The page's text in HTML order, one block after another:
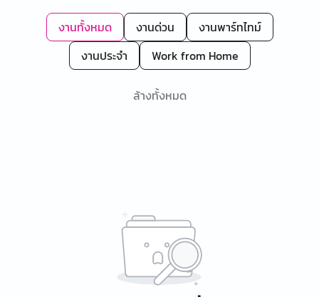
งานทั้งหมด งานด่วน
งานพาร์ทไทม์
งานประจำ
Work from Home
ล้างทั้งหมด